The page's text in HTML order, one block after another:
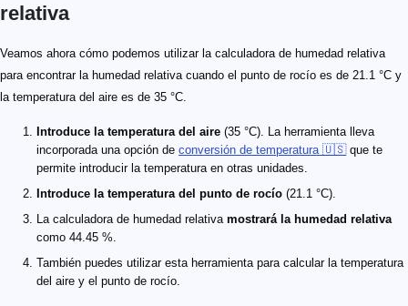
relativa
Veamos ahora cómo podemos utilizar la calculadora de humedad relativa
para encontrar la humedad relativa cuando el punto de rocío es de 21.1 °C y
la temperatura del aire es de 35 °C.
Introduce la temperatura del aire (35 °C). La herramienta lleva
incorporada una opción de conversión de temperatura 🇺🇸que te
permite introducir la temperatura en otras unidades.
Introduce la temperatura del punto de rocío (21.1 °C).
La calculadora de humedad relativa mostrará la humedad relativa
como 44.45 %.
También puedes utilizar esta herramienta para calcular la temperatura
del aire y el punto de rocío.